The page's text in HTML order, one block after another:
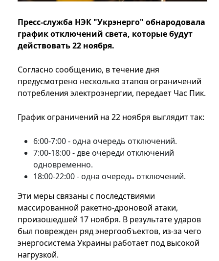
Пресс-служба НЭК "Укрэнерго" обнародовала
график отключений света, которые будут
действовать 22 ноября.
Согласно сообщению, в течение дня
предусмотрено несколько этапов ограничений
потребления электроэнергии, передает Час Пик.
График ограничений на 22 ноября выглядит так:
6:00-7:00 - одна очередь отключений.
7:00-18:00 - две очереди отключений
одновременно.
18:00-22:00 - одна очередь отключений.
Эти меры связаны с последствиями
массированной ракетно-дроновой атаки,
произошедшей 17 ноября. В результате ударов
был поврежден ряд энергообъектов, из-за чего
энергосистема Украины работает под высокой
нагрузкой.